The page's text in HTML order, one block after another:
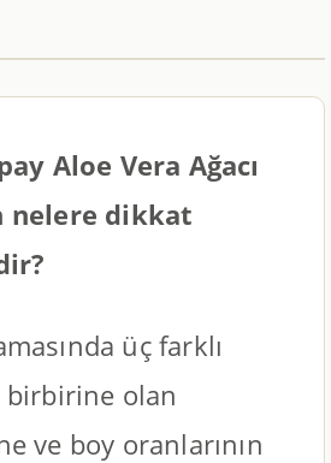
Aloe Vera Ağacı
nelere dikkat
üç farklı
birbirine olan
ve boy oranlarının